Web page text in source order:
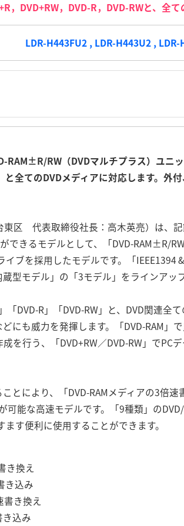
，DVD+RW，DVD-R，DVD-RWと、全
LDR-H443FU2 , LDR-H443U2 , LDR-
RAM±R/RW（DVDマルチプラス）ユニ
と全てのDVDメディアに対応します。外
区 代表取締役社長：高木英亮）は、
できるモデルとして、「DVD-RAM±R/
イブを採用したモデルです。「
型モデル」の「3モデル」をラインアップ
」「DVD-R」「DVD-RW」と、DVD関連
にも威力を発揮します。「DVD-RAM」
成を行う、「DVD+RW／DVD-RW」で
とにより、「DVD-RAMメディアの3倍速
可能な高速モデルです。「9種類」の
す便利に使用することができます。
き換え
込み
き換え
込み